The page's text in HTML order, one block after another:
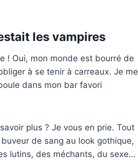
les vampires
! Oui, mon monde est bourré de
à se tenir à carreaux. Je me
dans mon bar favori
plus ? Je vous en prie. Tout
de sang au look gothique,
lutins, des méchants, du sexe…